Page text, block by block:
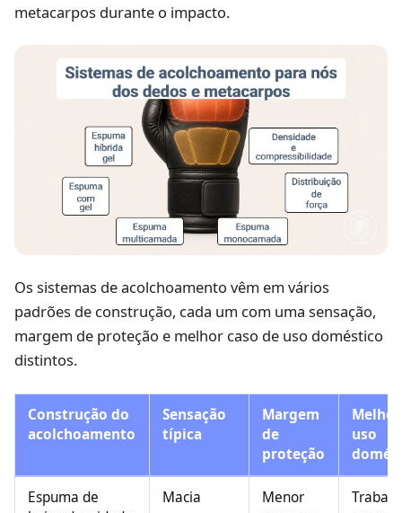
metacarpos durante o impacto.
Os sistemas de acolchoamento vêm em vários
padrões de construção, cada um com uma sensação,
margem de proteção e melhor caso de uso doméstico
distintos.
Construção do
acolchoamento
Sensação
típica
Margem
de
proteção
Melhor
uso
Espuma de
Macia
Menor